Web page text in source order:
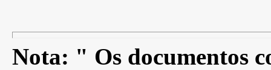
Nota: " Os documentos